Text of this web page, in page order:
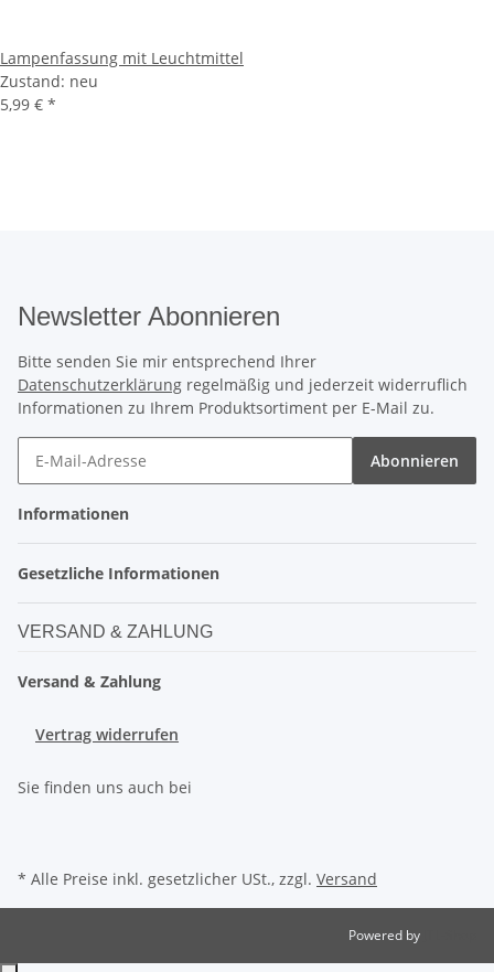
Lampenfassung mit Leuchtmittel
Zustand: neu
5,99 € *
Newsletter Abonnieren
Bitte senden Sie mir entsprechend Ihrer
Datenschutzerklärung regelmäßig und jederzeit widerruflich
Informationen zu Ihrem Produktsortiment per E-Mail zu.
Abonnieren
Informationen
Gesetzliche Informationen
VERSAND & ZAHLUNG
Versand & Zahlung
Vertrag widerrufen
Sie finden uns auch bei
* Alle Preise inkl. gesetzlicher USt., zzgl. Versand
Powered by